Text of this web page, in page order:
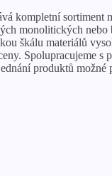
kompletní sortiment
monolitických nebo
škálu materiálů
Spolupracujeme s
produktů možné